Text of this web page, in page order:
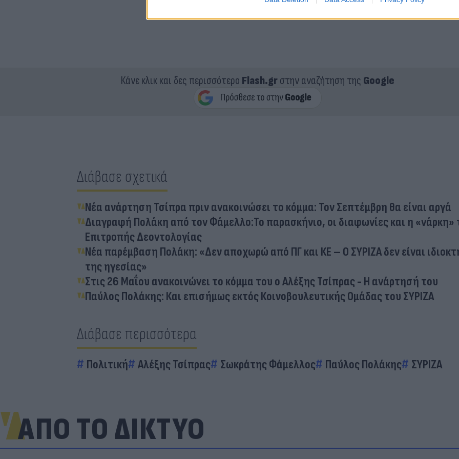
Κάνε κλικ και δες περισσότερο Flash.grστην αναζήτηση της Google
Διάβασε σχετικά
Νέα ανάρτηση Τσίπρα πριν ανακοινώσει το κόμμα: Τον Σεπτέμβρη θα είναι αργά
Διαγραφή Πολάκη από τον Φάμελλο:Το παρασκήνιο, οι διαφωνίες και η «νάρκη»
Επιτροπής Δεοντολογίας
Νέα παρέμβαση Πολάκη: «Δεν αποχωρώ από ΠΓ και ΚΕ – Ο ΣΥΡΙΖΑ δεν είναι
της ηγεσίας»
Στις 26 Μαΐου ανακοινώνει το κόμμα του ο Αλέξης Τσίπρας - Η ανάρτησή του
Παύλος Πολάκης: Και επισήμως εκτός Κοινοβουλευτικής Ομάδας του ΣΥΡΙΖΑ
Διάβασε περισσότερα
Πολιτική Αλέξης Τσίπρας Σωκράτης Φάμελλος Παύλος Πολάκης ΣΥΡΙΖΑ
ΑΠΟ ΤΟ ΔΙΚΤΥΟ